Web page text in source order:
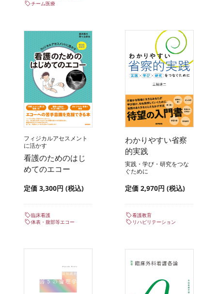
チーム医療
フィジカルアセスメント
に活かす
看護のためのはじ
めてのエコー
定価 3,300円 (税込)
臨床看護
体表・腹部等エコー
わかりやすい省察
的実践
実践・学び・研究をつな
ぐために
定価 2,970円 (税込)
看護教育
リハビリテーション